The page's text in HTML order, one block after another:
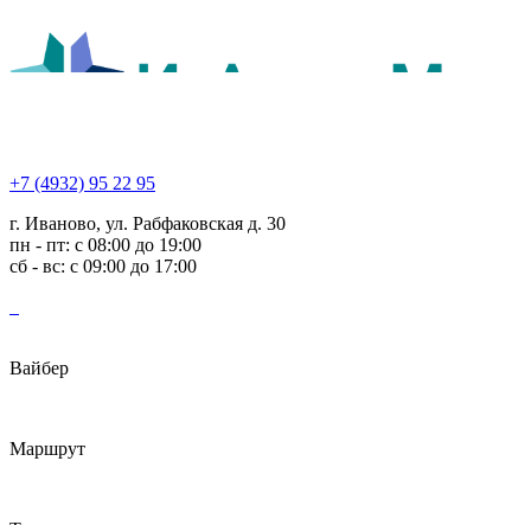
+7 (4932) 95 22 95
г. Иваново, ул. Рабфаковская д. 30
пн - пт: с 08:00 до 19:00
сб - вс: с 09:00 до 17:00
Вайбер
Маршрут